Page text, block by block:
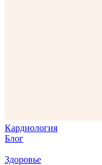
Кардиология
Блог
Здоровье